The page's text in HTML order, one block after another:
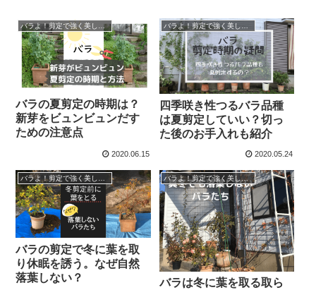
バラよ！剪定で強く美しく若返れ！
バラの夏剪定の時期は？
新芽をビュンビュンだす
ための注意点
2020.06.15
四季咲き性つるバラ品種
は夏剪定していい？切っ
た後のお手入れも紹介
2020.05.24
バラの剪定で冬に葉を取
り休眠を誘う。なぜ自然
落葉しない？
バラよ！剪定で強く美しく若返れ！
バラは冬に葉を取る取ら